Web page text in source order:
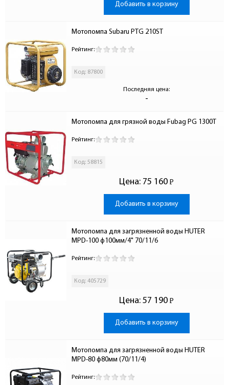
Добавить в корзину
Мотопомпа Subaru PTG 210ST
Рейтинг:
Код: 87800
Последняя цена:
-
Мотопомпа для грязной воды Fubag PG 1300T
Рейтинг:
Код: 58815
Цена: 75 160 Р
-
Добавить в корзину
Мотопомпа для загрязненной воды HUTER
MPD-100 ф100мм/4" 70/11/6
Рейтинг:
Код: 405729
Цена: 57 190 Р
-
Добавить в корзину
Мотопомпа для загрязненной воды HUTER
MPD-80 ф80мм (70/11/4)
Рейтинг: